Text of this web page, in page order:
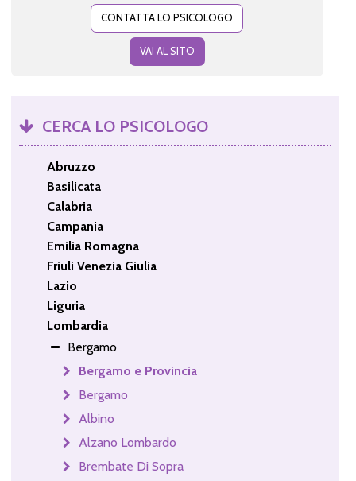
CONTATTA LO PSICOLOGO
VAI AL SITO
CERCA LO PSICOLOGO
Abruzzo
Basilicata
Calabria
Campania
Emilia Romagna
Friuli Venezia Giulia
Lazio
Liguria
Lombardia
Bergamo
Bergamo e Provincia
Bergamo
Albino
Alzano Lombardo
Brembate Di Sopra